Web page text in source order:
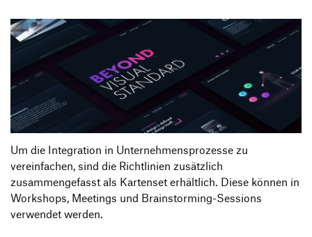
Um die Integration in Unternehmensprozesse zu
vereinfachen, sind die Richtlinien zusätzlich
zusammengefasst als Kartenset erhältlich. Diese können in
Workshops, Meetings und Brainstorming-Sessions
verwendet werden.